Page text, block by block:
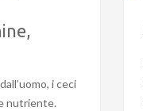
i ceci
nutriente.